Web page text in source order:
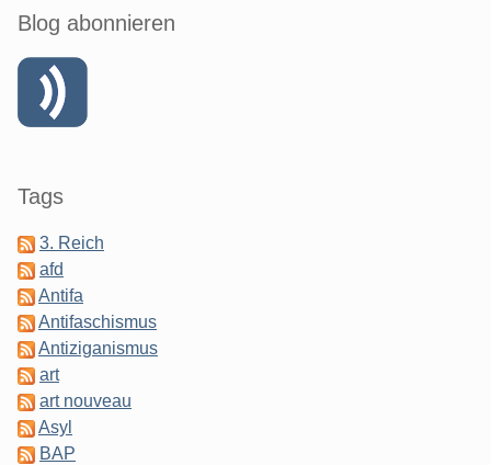
Blog abonnieren
Tags
3. Reich
afd
Antifa
Antifaschismus
Antiziganismus
art
art nouveau
Asyl
BAP